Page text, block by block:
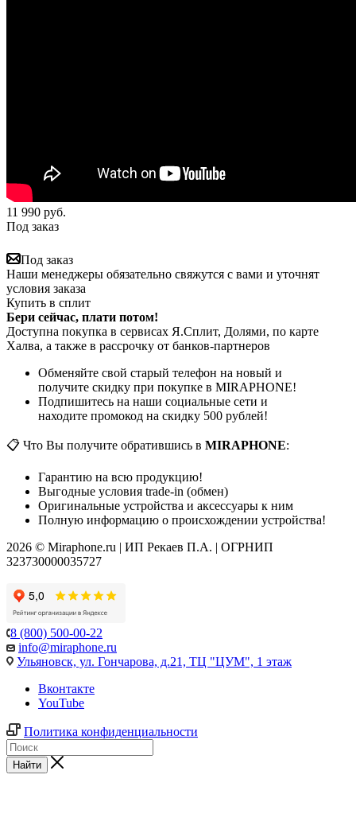
11 990 руб.
Под заказ
Под заказ
Наши менеджеры обязательно свяжутся с вами и уточнят
условия заказа
Купить в сплит
Бери сейчас, плати потом!
Доступна покупка в сервисах Я.Сплит, Долями, по карте
Халва, а также в рассрочку от банков-партнеров
Обменяйте свой старый телефон на новый и
получите скидку при покупке в MIRAPHONE!
Подпишитесь на наши социальные сети и
находите промокод на скидку 500 рублей!
📋 Что Вы получите обратившись в MIRAPHONE:
Гарантию на всю продукцию!
Выгодные условия trade-in (обмен)
Оригинальные устройства и аксессуары к ним
Полную информацию о происхождении устройства!
2026 © Miraphone.ru | ИП Рекаев П.А. | ОГРНИП
323730000035727
8 (800) 500-00-22
info@miraphone.ru
Ульяновск, ул. Гончарова, д.21, ТЦ "ЦУМ", 1 этаж
Вконтакте
YouTube
Политика конфиденциальности
Найти